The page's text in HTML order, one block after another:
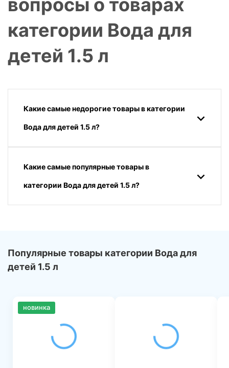
вопросы о товарах
категории Вода для
детей 1.5 л
Какие самые недорогие товары в категории
Вода для детей 1.5 л?
Какие самые популярные товары в
категории Вода для детей 1.5 л?
Популярные товары категории Вода для
детей 1.5 л
новинка